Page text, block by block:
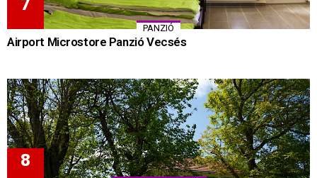
PANZIÓ
Airport Microstore Panzió Vecsés